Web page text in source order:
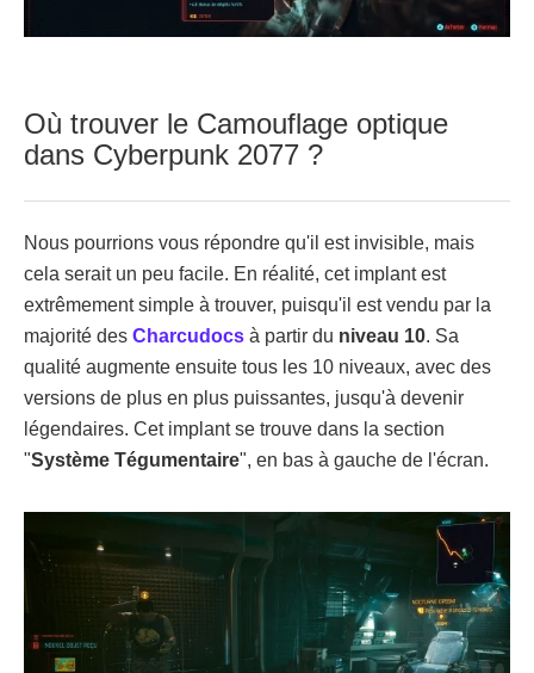
Où trouver le Camouflage optique
dans Cyberpunk 2077 ?
Nous pourrions vous répondre qu'il est invisible, mais
cela serait un peu facile. En réalité, cet implant est
extrêmement simple à trouver, puisqu'il est vendu par la
majorité des Charcudocs à partir du niveau 10. Sa
qualité augmente ensuite tous les 10 niveaux, avec des
versions de plus en plus puissantes, jusqu'à devenir
légendaires. Cet implant se trouve dans la section
"Système Tégumentaire", en bas à gauche de l'écran.